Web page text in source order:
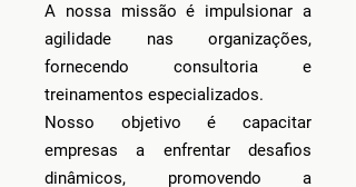
A nossa missão é impulsionar a
agilidade nas organizações,
fornecendo consultoria e
treinamentos especializados.
Nosso objetivo é capacitar
empresas a enfrentar desafios
dinâmicos, promovendo a